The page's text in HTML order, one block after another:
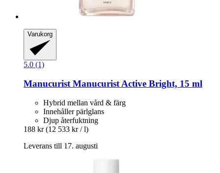
Varukorg
5.0 (1)
Manucurist Manucurist Active Bright, 15 ml
Hybrid mellan vård & färg
Innehåller pärlglans
Djup återfuktning
188 kr (12 533 kr / l)
Leverans till 17. augusti